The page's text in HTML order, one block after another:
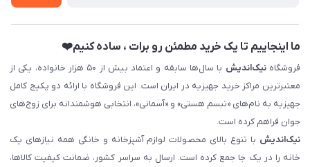
ما اینجاییم تا یک خرید مطمئن رو برات ، ساده کنیم❤️
فروشگاهنیک‌اندیش
با سال‌ها سابقه و اعتماد بیش از ۵۰ هزار خانواده، یکی از
معتبرترین مراکز خرید جهیزیه در ایران است. این فروشگاه با ارائه دو پکیج کامل
جهیزیه به نام‌های «تبسم هستی» و «آسمانی»، انتخابی هوشمندانه برای زوج‌های
جوان فراهم کرده است.
نیک‌اندیش با تنوع بالای محصولات لوازم آشپزخانه و خانگی همه نیازهای یک
خانه را در یک جا جمع کرده است. ارسال به سراسر کشور، ضمانت کیفیت کالاها،